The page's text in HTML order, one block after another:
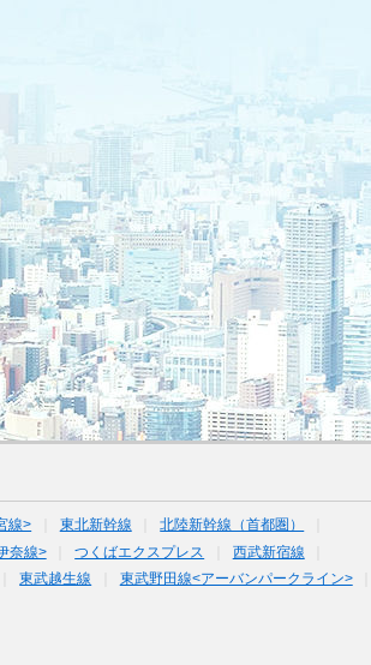
線> 東北新幹線
北陸新幹線（首都圏）
奈線> つくばエクスプレス
西武新宿線
東武越生線
東武野田線<アーバンパークライン>